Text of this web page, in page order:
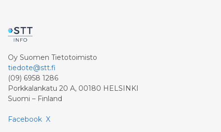
Oy Suomen Tietotoimisto
tiedote@stt.fi
(09) 6958 1286
Porkkalankatu 20 A, 00180 HELSINKI
Suomi – Finland
Facebook X